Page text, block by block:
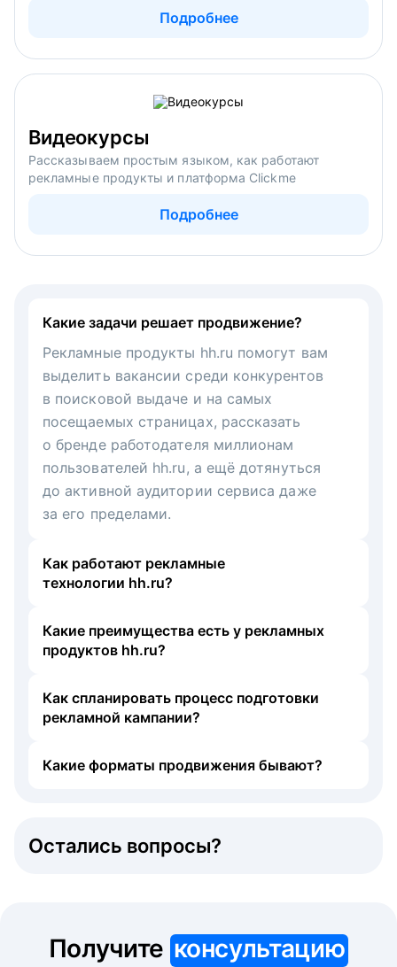
Подробнее
Видеокурсы
Рассказываем простым языком, как работают
рекламные продукты и платформа Clickme
Подробнее
Какие задачи решает продвижение?
Рекламные продукты hh.ru помогут вам
выделить вакансии среди конкурентов
в поисковой выдаче и на самых
посещаемых страницах, рассказать
о бренде работодателя миллионам
пользователей hh.ru, а ещё дотянуться
до активной аудитории сервиса даже
за его пределами.
Как работают рекламные
технологии hh.ru?
Какие преимущества есть у рекламных
продуктов hh.ru?
Как спланировать процесс подготовки
рекламной кампании?
Какие форматы продвижения бывают?
Остались вопросы?
Получите консультацию